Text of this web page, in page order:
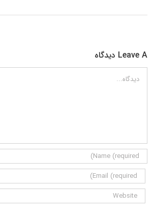
Leave A دیدگاه
دیدگاه